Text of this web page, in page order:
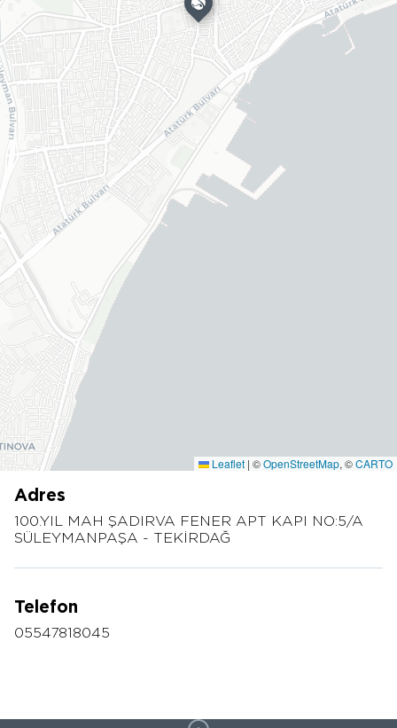
Adres
100.YIL MAH ŞADIRVA FENER APT KAPI NO:5/A
SÜLEYMANPAŞA - TEKİRDAĞ
Telefon
05547818045
Leaflet | ©OpenStreetMap, ©CARTO